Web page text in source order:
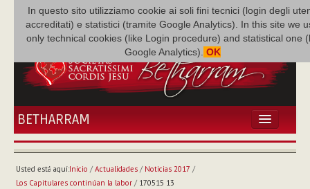
In questo sito utilizziamo cookie ai soli fini tecnici (login degli
accreditati) e statistici (tramite Google Analytics). In this site we
only technical cookies (like Login procedure) and statistical one
Google Analytics). OK
BETHARRAM
INICIO
BETHARRAM
Usted está aquí:Inicio / Actualidades/ Noticias 2017 /
Los Capitulares continúan la labor/ 170515 13